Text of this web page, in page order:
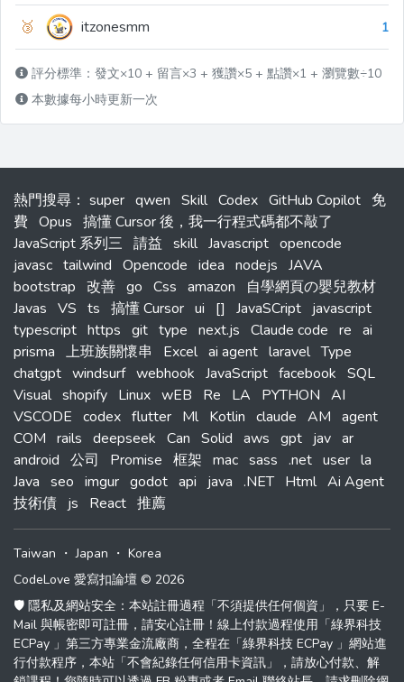
🥉 itzonesmm 1
評分標準：發文×10 + 留言×3 + 獲讚×5 + 點讚×1 + 瀏覽數÷10
本數據每小時更新一次
熱門搜尋 ： super qwen Skill Codex GitHub Copilot 免
費 Opus 搞懂 Cursor 後，我一行程式碼都不敲了
JavaScript 系列三 請益 skill Javascript opencode
javasc tailwind Opencode idea nodejs JAVA
bootstrap 改善 go Css amazon
自學網頁の嬰兒教材
Javas VS ts 搞懂 Cursor ui [] JavaSCript javascript
typescript https git type next.js Claude code re ai
prisma 上班族關懷串 Excel ai agent laravel Type
chatgpt windsurf webhook JavaScript facebook SQL
Visual shopify Linux wEB Re LA PYTHON AI
VSCODE codex flutter Ml Kotlin claude AM agent
COM rails deepseek Can Solid aws gpt jav ar
android 公司 Promise 框架 mac sass .net user la
Java seo imgur godot api java .NET Html Ai Agent
技術債 js React 推薦
Taiwan ・Japan ・ Korea
CodeLove 愛寫扣論壇 © 2026
🛡️ 隱私及網站安全：本站註冊過程「不須提供任何個資」，只要 E-
Mail 與帳密即可註冊，請安心註冊！線上付款過程使用「綠界科技
ECPay 」第三方專業金流廠商，全程在「綠界科技 ECPay 」網站進
行付款程序，本站「不會紀錄任何信用卡資訊」，請放心付款、解